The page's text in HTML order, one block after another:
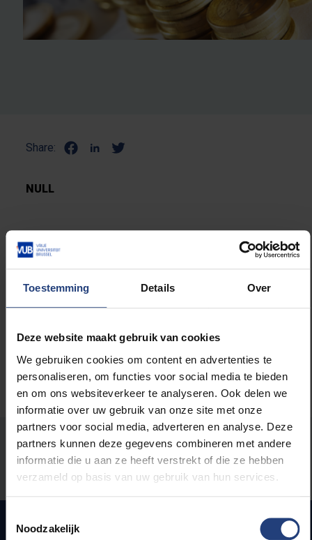
Toestemming Details Over
Deze website maakt gebruik van cookies
We gebruiken cookies om content en advertenties te
personaliseren, om functies voor social media te bieden
en om ons websiteverkeer te analyseren. Ook delen we
informatie over uw gebruik van onze site met onze
partners voor social media, adverteren en analyse. Deze
partners kunnen deze gegevens combineren met andere
informatie die u aan ze heeft verstrekt of die ze hebben
verzameld op basis van uw gebruik van hun services.
Noodzakelijk
Share:
NULL
Lees meer over:
Maatschappij en engagement
Stond er een fout op deze pagina?
Laat het ons weten